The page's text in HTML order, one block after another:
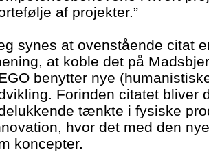
af projekter.”
synes at ovenstående citat
at koble det på
benytter nye
Forinden citatet bliver
tænkte i fysiske
hvor det med den
koncepter.